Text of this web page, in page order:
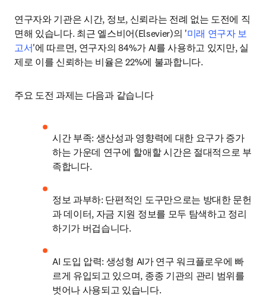
연구자와 기관은 시간, 정보, 신뢰라는 전례 없는 도전에 직
면해 있습니다. 최근 엘스비어(Elsevier)의 '미래 연구자 보
고서'에 따르면, 연구자의 84%가 AI를 사용하고 있지만, 실
제로 이를 신뢰하는 비율은 22%에 불과합니다.
주요 도전 과제는 다음과 같습니다
시간 부족: 생산성과 영향력에 대한 요구가 증가
하는 가운데 연구에 할애할 시간은 절대적으로 부
족합니다.
정보 과부하: 단편적인 도구만으로는 방대한 문헌
과 데이터, 자금 지원 정보를 모두 탐색하고 정리
하기가 버겁습니다.
AI 도입 압력: 생성형 AI가 연구 워크플로우에 빠
르게 유입되고 있으며, 종종 기관의 관리 범위를
벗어나 사용되고 있습니다.